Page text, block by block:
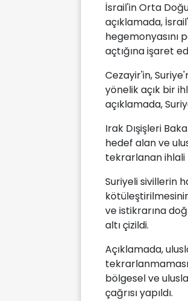
İsrail'in Orta
açıklamada,
hegemonyasını
açtığına işaret
Cezayir'in,
yönelik açık bir
açıklamada,
Irak Dışişleri
hedef alan ve
tekrarlanan ihlali
Suriyeli sivillerin
ve istikrarına
altı çizildi.
Açıklamada,
bölgesel ve
çağrısı yapıldı.